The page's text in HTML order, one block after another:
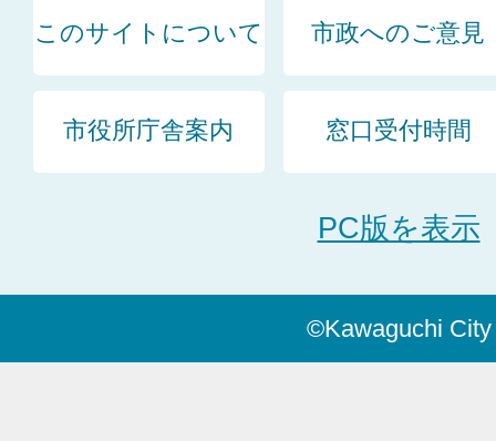
このサイトについて 市政へのご意見
市役所庁舎案内 窓口受付時間
PC版を表示
©Kawaguchi City